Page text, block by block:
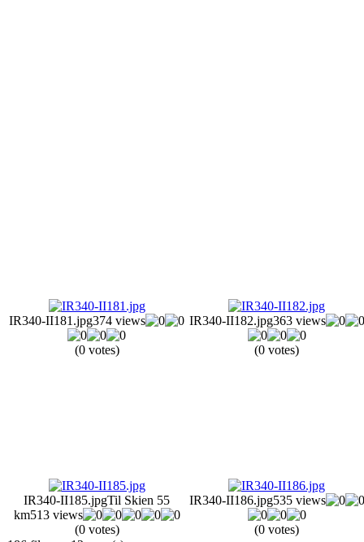
IR340-II181.jpg374 views
(0 votes)
IR340-II182.jpg363 views
(0 votes)
IR340-II185.jpgTil Skien 55
km513 views
(0 votes)
IR340-II186.jpg535 views
(0 votes)